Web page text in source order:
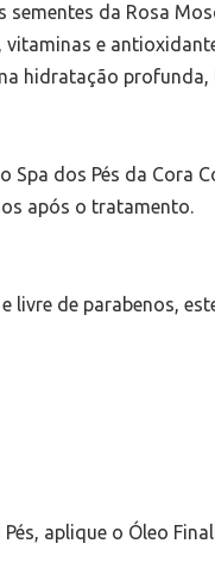
da Rosa
e
hidratação
dos Pés da Cora
após o tratamento.
livre de parabenos,
aplique o Óleo